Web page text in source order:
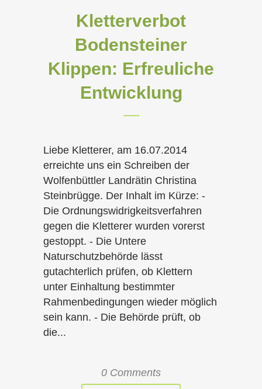
Kletterverbot
Bodensteiner
Klippen: Erfreuliche
Entwicklung
Liebe Kletterer, am 16.07.2014
erreichte uns ein Schreiben der
Wolfenbüttler Landrätin Christina
Steinbrügge. Der Inhalt im Kürze: -
Die Ordnungswidrigkeitsverfahren
gegen die Kletterer wurden vorerst
gestoppt. - Die Untere
Naturschutzbehörde lässt
gutachterlich prüfen, ob Klettern
unter Einhaltung bestimmter
Rahmenbedingungen wieder möglich
sein kann. - Die Behörde prüft, ob
die...
0 Comments